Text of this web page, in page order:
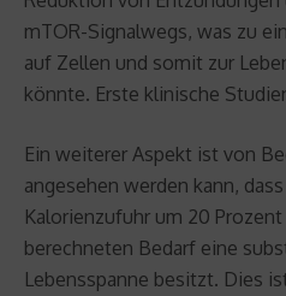
mTOR-Signalwegs, was zu
auf Zellen und somit zur
könnte. Erste klinische
Ein weiterer Aspekt ist von
angesehen werden kann,
Kalorienzufuhr um 20
berechneten Bedarf eine
Lebensspanne besitzt. Dies